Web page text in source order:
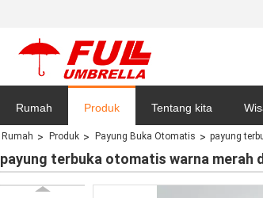
Rumah Produk Tentang kita
Kebijakan pribadi
Rumah Produk Payung Buka Otomatis payung
payung terbuka otomatis warna merah